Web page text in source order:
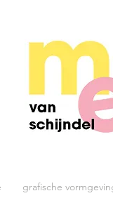
grafische